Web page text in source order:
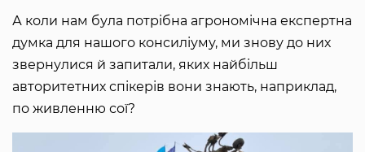
А коли нам була потрібна агрономічна експертна
думка для нашого консиліуму, ми знову до них
звернулися й запитали, яких найбільш
авторитетних спікерів вони знають, наприклад,
по живленню сої?